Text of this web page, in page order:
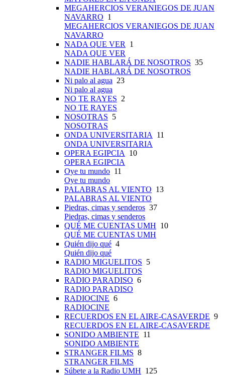
MEGAHERCIOS VERANIEGOS DE JUAN
NAVARRO 1
MEGAHERCIOS VERANIEGOS DE JUAN
NAVARRO
NADA QUE VER 1
NADA QUE VER
NADIE HABLARÁ DE NOSOTROS 35
NADIE HABLARÁ DE NOSOTROS
Ni palo al agua 23
Ni palo al agua
NO TE RAYES 2
NO TE RAYES
NOSOTRAS 5
NOSOTRAS
ONDA UNIVERSITARIA 11
ONDA UNIVERSITARIA
OPERA EGIPCIA 10
OPERA EGIPCIA
Oye tu mundo 11
Oye tu mundo
PALABRAS AL VIENTO 13
PALABRAS AL VIENTO
Piedras, cimas y senderos 37
Piedras, cimas y senderos
QUÉ ME CUENTAS UMH 10
QUÉ ME CUENTAS UMH
Quién dijo qué 4
Quién dijo qué
RADIO MIGUELITOS 5
RADIO MIGUELITOS
RADIO PARADISO 6
RADIO PARADISO
RADIOCINE 6
RADIOCINE
RECUERDOS EN EL AIRE-CASAVERDE 9
RECUERDOS EN EL AIRE-CASAVERDE
SONIDO AMBIENTE 11
SONIDO AMBIENTE
STRANGER FILMS 8
STRANGER FILMS
Súbete a la Radio UMH 125